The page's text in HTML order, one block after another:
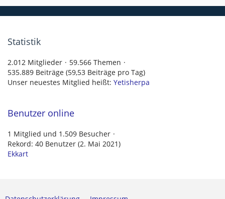
Statistik
2.012 Mitglieder
59.566 Themen
535.889 Beiträge (59,53 Beiträge pro Tag)
Unser neuestes Mitglied heißt: Yetisherpa
Benutzer online
1 Mitglied und 1.509 Besucher
Rekord: 40 Benutzer (2. Mai 2021)
Ekkart